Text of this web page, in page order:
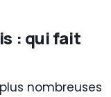
: qui fait
nombreuses